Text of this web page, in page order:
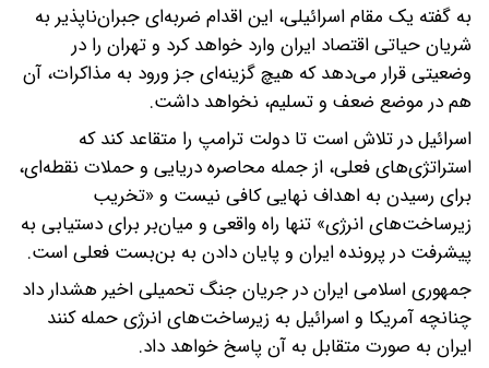
به گفته یک مقام اسرائیلی، این اقدام ضربه‌ای جبران‌ناپذیر به
شریان حیاتی اقتصاد ایران وارد خواهد کرد و تهران را در
وضعیتی قرار می‌دهد که هیچ گزینه‌ای جز ورود به مذاکرات، آن
هم در موضع ضعف و تسلیم، نخواهد داشت.
اسرائیل در تلاش است تا دولت ترامپ را متقاعد کند که
استراتژی‌های فعلی، از جمله محاصره دریایی و حملات نقطه‌ای،
برای رسیدن به اهداف نهایی کافی نیست و «تخریب
زیرساخت‌های انرژی» تنها راه واقعی و میان‌بر برای دستیابی به
پیشرفت در پرونده ایران و پایان دادن به بن‌بست فعلی است.
جمهوری اسلامی ایران در جریان جنگ تحمیلی اخیر هشدار داد
چنانچه آمریکا و اسرائیل به زیرساخت‌های انرژی حمله کنند
ایران به صورت متقابل به آن پاسخ خواهد داد.